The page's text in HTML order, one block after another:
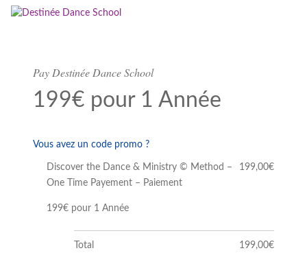
Pay Destinée Dance School
199€ pour 1 Année
Vous avez un code promo ?
⁠Discover the Dance & Ministry © Method –
One Time Payement – Paiement
199€ pour 1 Année
199,00€
Total 199,00€